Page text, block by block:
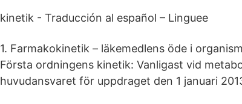
kinetik - Traducción al español – Linguee
1. Farmakokinetik – läkemedlens öde i
Första ordningens kinetik: Vanligast vid
huvudansvaret för uppdraget den 1 januari